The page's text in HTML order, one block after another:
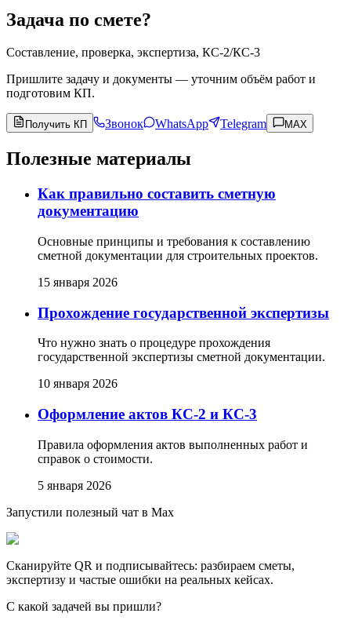
Задача по смете?
Составление, проверка, экспертиза, КС-2/КС-3
Пришлите задачу и документы — уточним объём работ и
подготовим КП.
Получить КП Звонок WhatsApp Telegram MAX
Полезные материалы
Как правильно составить сметную
документацию
Основные принципы и требования к составлению
сметной документации для строительных проектов.
15 января 2026
Прохождение государственной экспертизы
Что нужно знать о процедуре прохождения
государственной экспертизы сметной документации.
10 января 2026
Оформление актов КС-2 и КС-3
Правила оформления актов выполненных работ и
справок о стоимости.
5 января 2026
Запустили полезный чат в Max
Сканируйте QR и подписывайтесь: разбираем сметы,
экспертизу и частые ошибки на реальных кейсах.
С какой задачей вы пришли?